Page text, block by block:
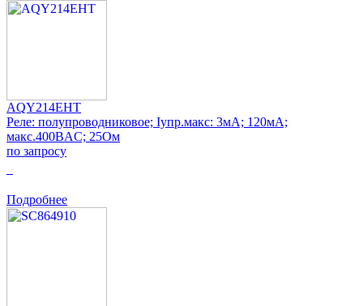
AQY214EHT
Реле: полупроводниковое; Iупр.макс: 3мА; 120мА;
макс.400ВAC; 25Ом
по запросу
Подробнее